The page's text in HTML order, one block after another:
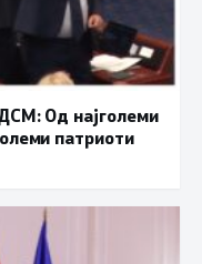
Од најголеми
патриоти